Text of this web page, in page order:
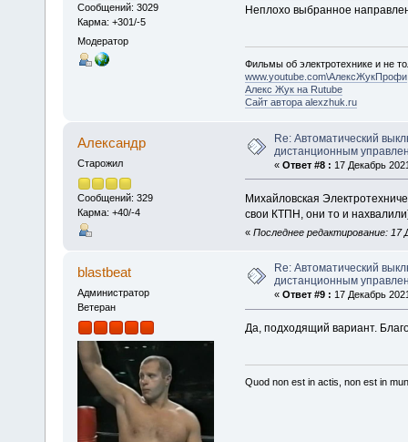
Сообщений: 3029
Карма: +301/-5
Модератор
Неплохо выбранное
Фильмы об электротехнике и не
www.youtube.com\АлексЖукПрофи
Алекс Жук на Rutube
Сайт автора alexzhuk.ru
Алексaндр
Старожил
Сообщений: 329
Карма: +40/-4
Re: Автоматический
дистанционным
« Ответ #8 : 17 Декабрь
Михайловская
свои КТПН, они то и
« Последнее редактирование: 17
blastbeat
Администратор
Ветеран
Re: Автоматический
дистанционным
« Ответ #9 : 17 Декабрь
Да, подходящий вариант.
Quod non est in actis, non est in